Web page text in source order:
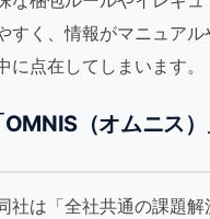
すく、情報がマニュアル
に点在してしまいます。
（オムニス
社は「全社共通の課題解